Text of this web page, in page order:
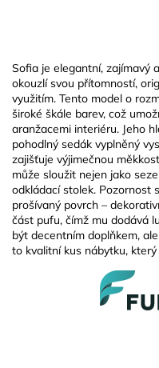
Sofia je elegantní, zajímavý
okouzlí svou přítomností,
využitím. Tento model o
široké škále barev, což
aranžacemi interiéru. Jeho
pohodlný sedák vyplněný
zajišťuje výjimečnou
může sloužit nejen jako
odkládací stolek. Pozornost
prošívaný povrch –
část pufu, čímž mu dodává
být decentním doplňkem,
to kvalitní kus nábytku,